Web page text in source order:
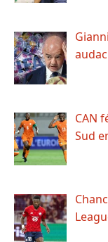
CAN
Sud